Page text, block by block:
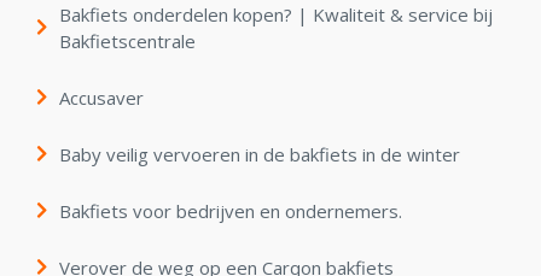
Bakfiets onderdelen kopen? | Kwaliteit & service bij
Bakfietscentrale
Accusaver
Baby veilig vervoeren in de bakfiets in de winter
Bakfiets voor bedrijven en ondernemers.
Verover de weg op een Carqon bakfiets